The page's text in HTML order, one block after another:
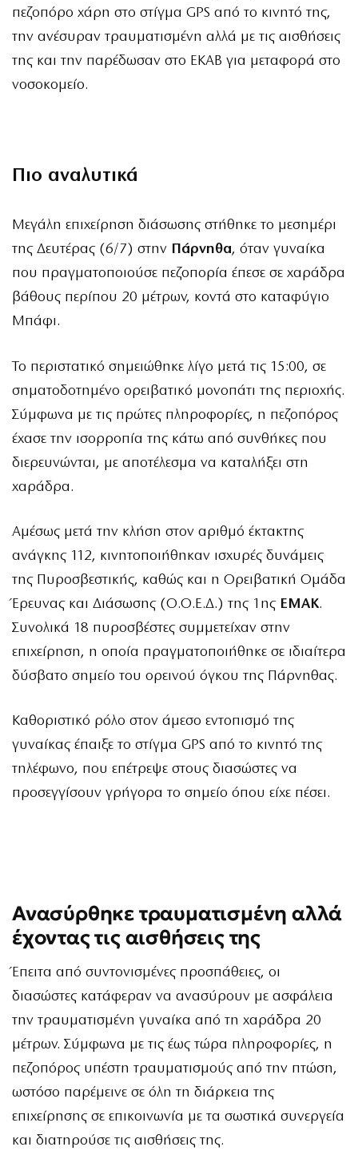
πεζοπόρο χάρη στο στίγμα GPS από το κινητό της,
την ανέσυραν τραυματισμένη αλλά με τις αισθήσεις
της και την παρέδωσαν στο ΕΚΑΒ για μεταφορά στο
νοσοκομείο.
Πιο αναλυτικά
Μεγάλη επιχείρηση διάσωσης στήθηκε το μεσημέρι
της Δευτέρας (6/7) στην Πάρνηθα, όταν γυναίκα
που πραγματοποιούσε πεζοπορία έπεσε σε χαράδρα
βάθους περίπου 20 μέτρων, κοντά στο καταφύγιο
Μπάφι.
Το περιστατικό σημειώθηκε λίγο μετά τις 15:00, σε
σηματοδοτημένο ορειβατικό μονοπάτι της περιοχής.
Σύμφωνα με τις πρώτες πληροφορίες, η πεζοπόρος
έχασε την ισορροπία της κάτω από συνθήκες που
διερευνώνται, με αποτέλεσμα να καταλήξει στη
χαράδρα.
Αμέσως μετά την κλήση στον αριθμό έκτακτης
ανάγκης 112, κινητοποιήθηκαν ισχυρές δυνάμεις
της Πυροσβεστικής, καθώς και η Ορειβατική Ομάδα
Έρευνας και Διάσωσης (Ο.Ο.Ε.Δ.) της 1ης ΕΜΑΚ.
Συνολικά 18 πυροσβέστες συμμετείχαν στην
επιχείρηση, η οποία πραγματοποιήθηκε σε ιδιαίτερα
δύσβατο σημείο του ορεινού όγκου της Πάρνηθας.
Καθοριστικό ρόλο στον άμεσο εντοπισμό της
γυναίκας έπαιξε το στίγμα GPS από το κινητό της
τηλέφωνο, που επέτρεψε στους διασώστες να
προσεγγίσουν γρήγορα το σημείο όπου είχε πέσει.
Ανασύρθηκε τραυματισμένη αλλά
έχοντας τις αισθήσεις της
Έπειτα από συντονισμένες προσπάθειες, οι
διασώστες κατάφεραν να ανασύρουν με ασφάλεια
την τραυματισμένη γυναίκα από τη χαράδρα 20
μέτρων. Σύμφωνα με τις έως τώρα πληροφορίες, η
πεζοπόρος υπέστη τραυματισμούς από την πτώση,
ωστόσο παρέμεινε σε όλη τη διάρκεια της
επιχείρησης σε επικοινωνία με τα σωστικά συνεργεία
και διατηρούσε τις αισθήσεις της.